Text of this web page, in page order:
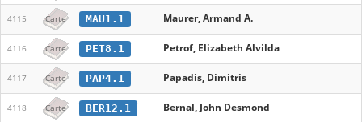
4115 Carte MAU1.1 Maurer, Armand A.
4116 Carte PET8.1 Petrof, Elizabeth Alvilda
4117 Carte PAP4.1 Papadis, Dimitris
4118 Carte BER12.1 Bernal, John Desmond